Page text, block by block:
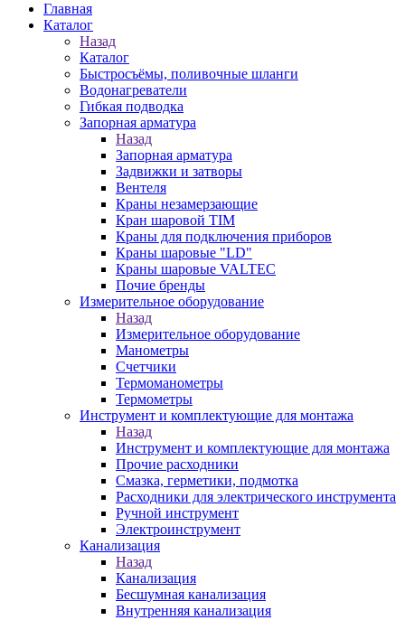
Главная
Каталог
Назад
Каталог
Быстросъёмы, поливочные шланги
Водонагреватели
Гибкая подводка
Запорная арматура
Назад
Запорная арматура
Задвижки и затворы
Вентеля
Краны незамерзающие
Кран шаровой TIM
Краны для подключения приборов
Краны шаровые "LD"
Краны шаровые VALTEC
Почие бренды
Измерительное оборудование
Назад
Измерительное оборудование
Манометры
Счетчики
Термоманометры
Термометры
Инструмент и комплектующие для монтажа
Назад
Инструмент и комплектующие для монтажа
Прочие расходники
Смазка, герметики, подмотка
Расходники для электрического инструмента
Ручной инструмент
Электроинструмент
Канализация
Назад
Канализация
Бесшумная канализация
Внутренняя канализация